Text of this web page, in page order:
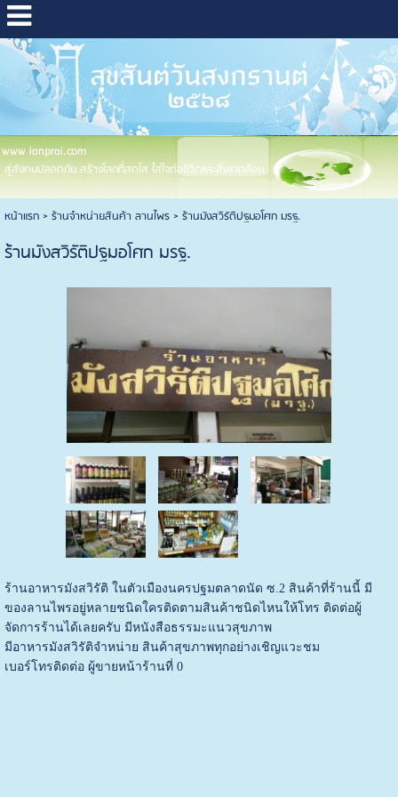
www lanprai.com
สู่สังคมปลอดภัย สร้างโลกที่สดใส ใส่ใจต่อชีวิตและสิ่งแวดล้อม
หน้าแรก> ร้านจำหน่ายสินค้า ลานไพร> ร้านมังสวิรัติปฐมอโศก มรฐ.
ร้านมังสวิรัติปฐมอโศก มรฐ.
ร้านอาหารมังสวิรัติ ในตัวเมืองนครปฐมตลาดนัด ซ.2 สินค้าที่ร้านนี้ มี
ของลานไพรอยู่หลายชนิดใครติดตามสินค้าชนิดไหนให้โทร ติดต่อผู้
จัดการร้านได้เลยครับ มีหนังสือธรรมะแนวสุขภาพ
มีอาหารมังสวิรัติจำหน่าย สินค้าสุขภาพทุกอย่างเชิญแวะชม
เบอร์โทรติดต่อ ผู้ขายหน้าร้านที่ 0